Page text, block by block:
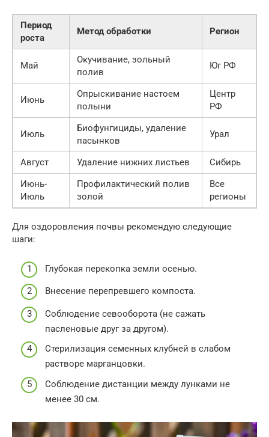
Период
роста
Метод обработки Регион
Май
Окучивание, зольный
полив
Юг РФ
Июнь
Опрыскивание настоем
полыни
Центр
РФ
Июль
Биофунгициды, удаление
пасынков
Урал
Август Удаление нижних листьев
Сибирь
Июнь-
Июль
Профилактический полив
золой
Все
регионы
Для оздоровления почвы рекомендую следующие
шаги:
Глубокая перекопка земли осенью.
Внесение перепревшего компоста.
Соблюдение севооборота (не сажать
пасленовые друг за другом).
Стерилизация семенных клубней в слабом
растворе марганцовки.
Соблюдение дистанции между лунками не
менее 30 см.